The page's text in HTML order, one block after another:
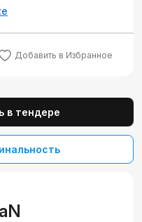
Добавить в Избранное
в тендере